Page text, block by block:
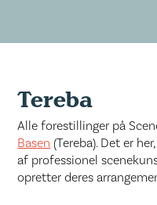
Tereba
Alle forestillinger på
Basen (Tereba). Det er
af professionel
opretter deres